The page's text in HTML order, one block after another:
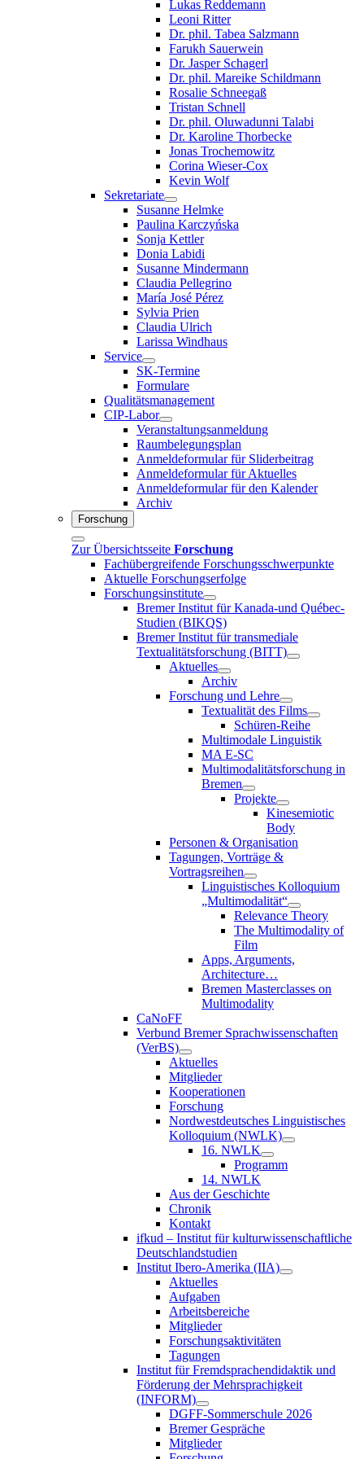
Lukas Reddemann
Leoni Ritter
Dr. phil. Tabea Salzmann
Farukh Sauerwein
Dr. Jasper Schagerl
Dr. phil. Mareike Schildmann
Rosalie Schneegaß
Tristan Schnell
Dr. phil. Oluwadunni Talabi
Dr. Karoline Thorbecke
Jonas Trochemowitz
Corina Wieser-Cox
Kevin Wolf
Sekretariate
Susanne Helmke
Paulina Karczyńska
Sonja Kettler
Donia Labidi
Susanne Mindermann
Claudia Pellegrino
María José Pérez
Sylvia Prien
Claudia Ulrich
Larissa Windhaus
Service
SK-Termine
Formulare
Qualitätsmanagement
CIP-Labor
Veranstaltungsanmeldung
Raumbelegungsplan
Anmeldeformular für Sliderbeitrag
Anmeldeformular für Aktuelles
Anmeldeformular für den Kalender
Archiv
Forschung
Zur Übersichtsseite Forschung
Fachübergreifende Forschungsschwerpunkte
Aktuelle Forschungserfolge
Forschungsinstitute
Bremer Institut für Kanada-und Québec-
Studien (BIKQS)
Bremer Institut für transmediale
Textualitätsforschung (BITT)
Aktuelles
Archiv
Forschung und Lehre
Textualität des Films
Schüren-Reihe
Multimodale Linguistik
MA E-SC
Multimodalitätsforschung in
Bremen
Projekte
Kinesemiotic
Body
Personen & Organisation
Tagungen, Vorträge &
Vortragsreihen
Linguistisches Kolloquium
„Multimodalität“
Relevance Theory
The Multimodality of
Film
Apps, Arguments,
Architecture…
Bremen Masterclasses on
Multimodality
CaNoFF
Verbund Bremer Sprachwissenschaften
(VerBS)
Aktuelles
Mitglieder
Kooperationen
Forschung
Nordwestdeutsches Linguistisches
Kolloquium (NWLK)
16. NWLK
Programm
14. NWLK
Aus der Geschichte
Chronik
Kontakt
ifkud – Institut für kulturwissenschaftliche
Deutschlandstudien
Institut Ibero-Amerika (IIA)
Aktuelles
Aufgaben
Arbeitsbereiche
Mitglieder
Forschungsaktivitäten
Tagungen
Institut für Fremdsprachendidaktik und
Förderung der Mehrsprachigkeit
(INFORM)
DGFF-Sommerschule 2026
Bremer Gespräche
Mitglieder